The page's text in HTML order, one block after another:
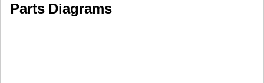
Parts Diagrams